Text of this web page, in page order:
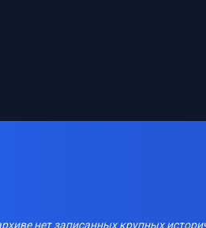
нет записанных крупных